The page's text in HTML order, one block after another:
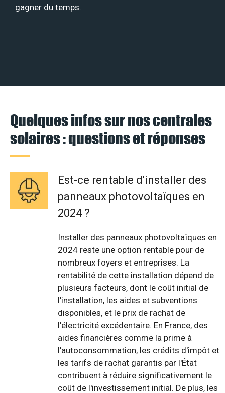
gagner du temps.
Quelques infos sur nos centrales
solaires : questions et réponses
Est-ce rentable d'installer des
panneaux photovoltaïques en
2024 ?
Installer des panneaux photovoltaïques en
2024 reste une option rentable pour de
nombreux foyers et entreprises. La
rentabilité de cette installation dépend de
plusieurs facteurs, dont le coût initial de
l'installation, les aides et subventions
disponibles, et le prix de rachat de
l'électricité excédentaire. En France, des
aides financières comme la prime à
l'autoconsommation, les crédits d'impôt et
les tarifs de rachat garantis par l'État
contribuent à réduire significativement le
coût de l'investissement initial. De plus, les